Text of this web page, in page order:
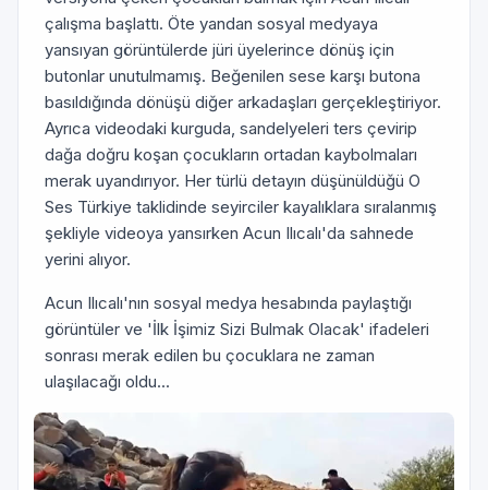
çalışma başlattı. Öte yandan sosyal medyaya
yansıyan görüntülerde jüri üyelerince dönüş için
butonlar unutulmamış. Beğenilen sese karşı butona
basıldığında dönüşü diğer arkadaşları gerçekleştiriyor.
Ayrıca videodaki kurguda, sandelyeleri ters çevirip
dağa doğru koşan çocukların ortadan kaybolmaları
merak uyandırıyor. Her türlü detayın düşünüldüğü O
Ses Türkiye taklidinde seyirciler kayalıklara sıralanmış
şekliyle videoya yansırken Acun Ilıcalı'da sahnede
yerini alıyor.
Acun Ilıcalı'nın sosyal medya hesabında paylaştığı
görüntüler ve 'İlk İşimiz Sizi Bulmak Olacak' ifadeleri
sonrası merak edilen bu çocuklara ne zaman
ulaşılacağı oldu...